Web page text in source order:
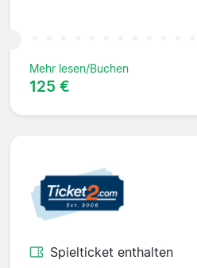
Mehr lesen/Buchen
125 €
Spielticket enthalten